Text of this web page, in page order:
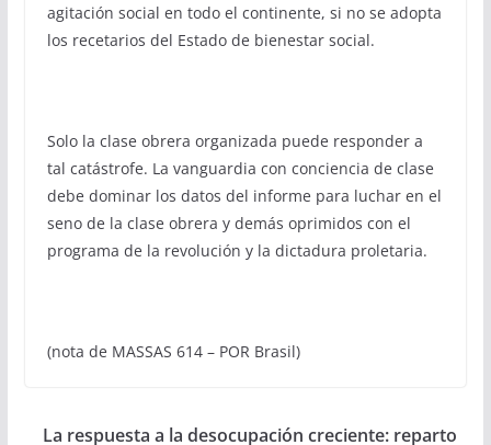
agitación social en todo el continente, si no se adopta
los recetarios del Estado de bienestar social.
Solo la clase obrera organizada puede responder a
tal catástrofe. La vanguardia con conciencia de clase
debe dominar los datos del informe para luchar en el
seno de la clase obrera y demás oprimidos con el
programa de la revolución y la dictadura proletaria.
(nota de MASSAS 614 – POR Brasil)
La respuesta a la desocupación creciente: reparto